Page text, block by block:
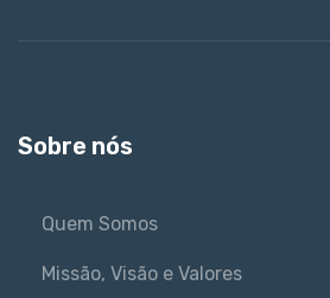
Sobre nós
Quem Somos
Missão, Visão e Valores